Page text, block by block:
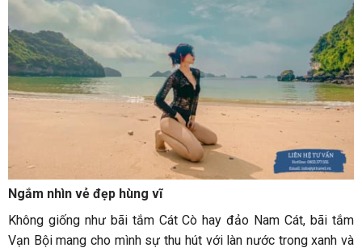
Ngắm nhìn vẻ đẹp hùng vĩ
Không giống như bãi tắm Cát Cò hay đảo Nam Cát, bãi tắm
Vạn Bội mang cho mình sự thu hút với làn nước trong xanh và